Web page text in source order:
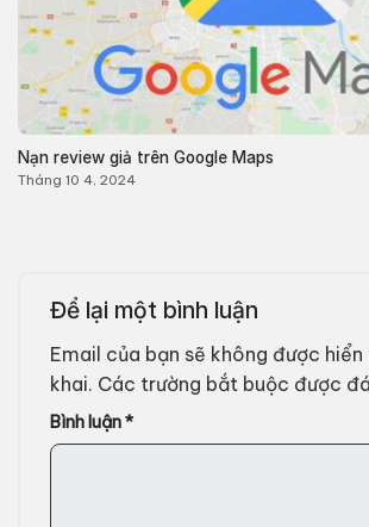
Nạn review giả trên Google Maps
Tháng 10 4, 2024
Để lại một bình luận
Email của bạn sẽ không được
khai. Các trường bắt buộc được
Bình luận*